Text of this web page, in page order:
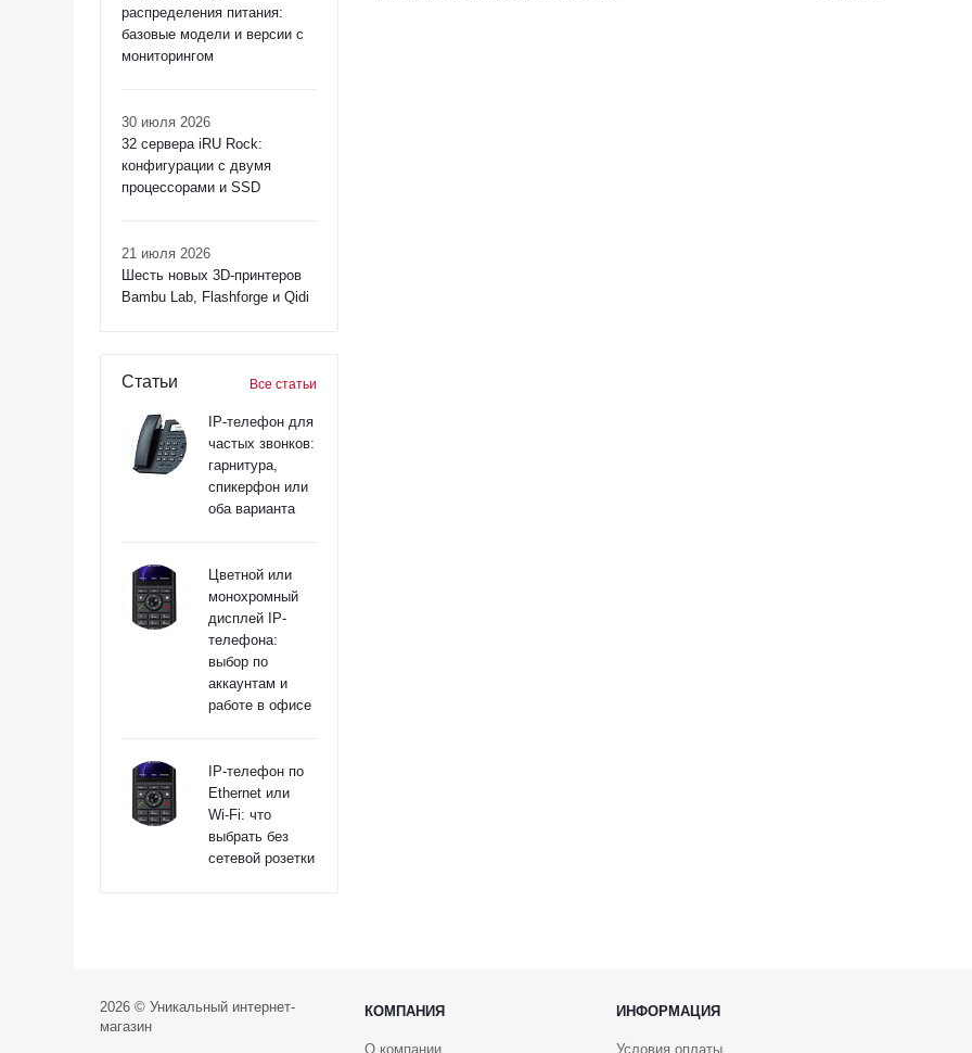
распределения питания:
базовые модели и версии с
мониторингом
30 июля 2026
32 сервера iRU Rock:
конфигурации с двумя
процессорами и SSD
21 июля 2026
Шесть новых 3D-принтеров
Bambu Lab, Flashforge и Qidi
Статьи Все статьи
IP-телефон для
частых звонков:
гарнитура,
спикерфон или
оба варианта
Цветной или
монохромный
дисплей IP-
телефона:
выбор по
аккаунтам и
работе в офисе
IP-телефон по
Ethernet или
Wi‑Fi: что
выбрать без
сетевой розетки
2026 © Уникальный интернет-
магазин
КОМПАНИЯ ИНФОРМАЦИЯ
О компании Условия оплаты